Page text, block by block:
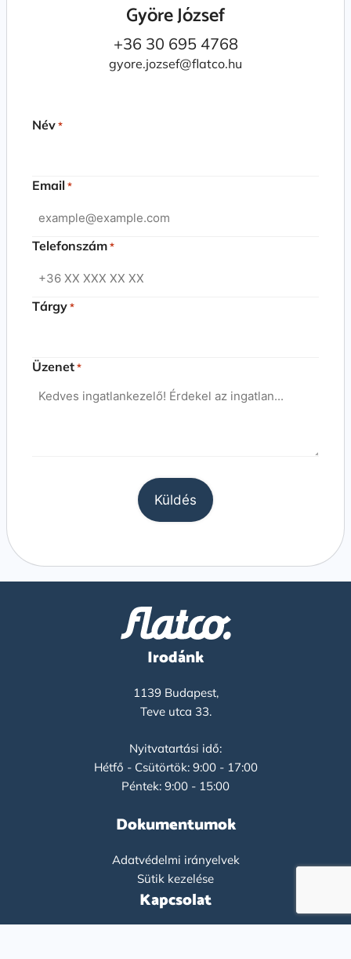
Györe József
+36 30 695 4768
gyore.jozsef@flatco.hu
Név *
Email *
Telefonszám *
Tárgy *
Üzenet *
Irodánk
1139 Budapest,
Teve utca 33.
Nyitvatartási idő:
Hétfő - Csütörtök: 9:00 - 17:00
Péntek: 9:00 - 15:00
Dokumentumok
Adatvédelmi irányelvek
Sütik kezelése
Kapcsolat